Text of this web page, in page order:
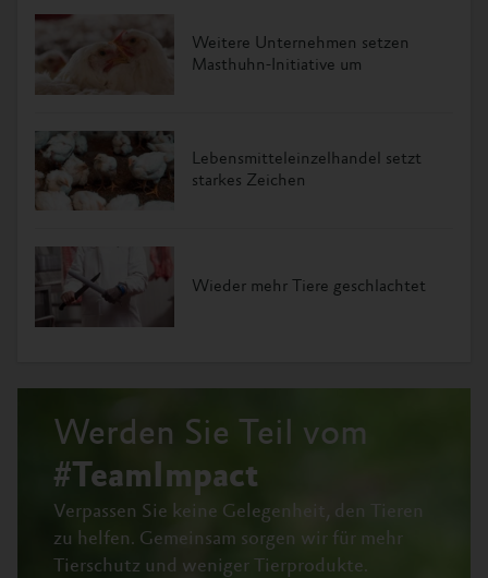
Weitere Unternehmen setzen
Masthuhn-Initiative um
Lebensmitteleinzelhandel setzt
starkes Zeichen
Wieder mehr Tiere geschlachtet
Werden Sie Teil vom
#TeamImpact
Verpassen Sie keine Gelegenheit, den Tieren
zu helfen. Gemeinsam sorgen wir für mehr
Tierschutz und weniger Tierprodukte.